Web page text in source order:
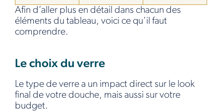
Afin d’aller plus en détail dans chacun des
éléments du tableau, voici ce qu’il faut
comprendre.
Le choix du verre
Le type de verre a un impact direct sur le look
final de votre douche, mais aussi sur votre
budget.